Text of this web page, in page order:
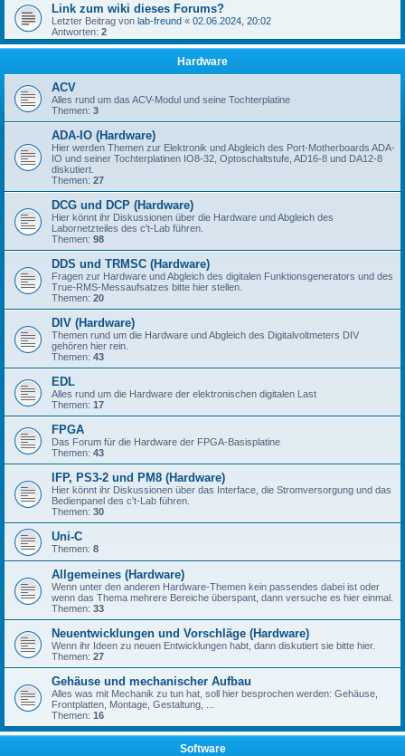
Link zum wiki dieses Forums?
Letzter Beitrag von lab-freund « 02.06.2024, 20:02
Antworten: 2
Hardware
ACV
Alles rund um das ACV-Modul und seine Tochterplatine
Themen: 3
ADA-IO (Hardware)
Hier werden Themen zur Elektronik und Abgleich des Port-Motherboards ADA-
IO und seiner Tochterplatinen IO8-32, Optoschaltstufe, AD16-8 und DA12-8
diskutiert.
Themen: 27
DCG und DCP (Hardware)
Hier könnt ihr Diskussionen über die Hardware und Abgleich des
Labornetzteiles des c't-Lab führen.
Themen: 98
DDS und TRMSC (Hardware)
Fragen zur Hardware und Abgleich des digitalen Funktionsgenerators und des
True-RMS-Messaufsatzes bitte hier stellen.
Themen: 20
DIV (Hardware)
Themen rund um die Hardware und Abgleich des Digitalvoltmeters DIV
gehören hier rein.
Themen: 43
EDL
Alles rund um die Hardware der elektronischen digitalen Last
Themen: 17
FPGA
Das Forum für die Hardware der FPGA-Basisplatine
Themen: 43
IFP, PS3-2 und PM8 (Hardware)
Hier könnt ihr Diskussionen über das Interface, die Stromversorgung und das
Bedienpanel des c't-Lab führen.
Themen: 30
Uni-C
Themen: 8
Allgemeines (Hardware)
Wenn unter den anderen Hardware-Themen kein passendes dabei ist oder
wenn das Thema mehrere Bereiche überspant, dann versuche es hier einmal.
Themen: 33
Neuentwicklungen und Vorschläge (Hardware)
Wenn ihr Ideen zu neuen Entwicklungen habt, dann diskutiert sie bitte hier.
Themen: 27
Gehäuse und mechanischer Aufbau
Alles was mit Mechanik zu tun hat, soll hier besprochen werden: Gehäuse,
Frontplatten, Montage, Gestaltung, ...
Themen: 16
Software